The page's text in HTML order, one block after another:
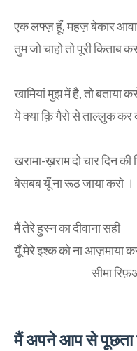
एक लफ्ज़ हूँ, महज़ बेकार
तुम जो चाहो तो पूरी किताब
खामियां मुझ में है, तो बताया
ये क्या क़ि गैरो से ताल्लुक कर
खरामा-ख़राम दो चार दिन की
बेसबब यूँ ना रूठ जाया करो
मैं तेरे हुस्न का दीवाना सही
यूँ मेरे इश्क को ना आज़माया
सीमा
मैं अपने आप से पूछता